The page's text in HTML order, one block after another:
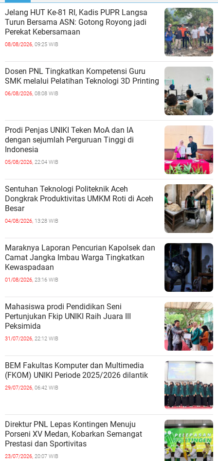
Jelang HUT Ke-81 RI, Kadis PUPR Langsa
Turun Bersama ASN: Gotong Royong jadi
Perekat Kebersamaan
08/08/2026, 09:25 WIB
Dosen PNL Tingkatkan Kompetensi Guru
SMK melalui Pelatihan Teknologi 3D Printing
06/08/2026, 08:08 WIB
Prodi Penjas UNIKI Teken MoA dan IA
dengan sejumlah Perguruan Tinggi di
Indonesia
05/08/2026, 22:04 WIB
Sentuhan Teknologi Politeknik Aceh
Dongkrak Produktivitas UMKM Roti di Aceh
Besar
04/08/2026, 13:28 WIB
Maraknya Laporan Pencurian Kapolsek dan
Camat Jangka Imbau Warga Tingkatkan
Kewaspadaan
01/08/2026, 23:16 WIB
Mahasiswa prodi Pendidikan Seni
Pertunjukan Fkip UNIKI Raih Juara III
Peksimida
31/07/2026, 22:12 WIB
BEM Fakultas Komputer dan Multimedia
(FKOM) UNIKI Periode 2025/2026 dilantik
29/07/2026, 06:42 WIB
Direktur PNL Lepas Kontingen Menuju
Porseni XV Medan, Kobarkan Semangat
Prestasi dan Sportivitas
23/07/2026, 20:07 WIB